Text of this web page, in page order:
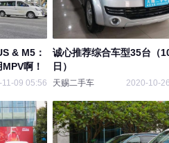
& M5：
啊！
09 05:56
诚心推荐综合车型35台（
日）
天赐二手车 2020-10-